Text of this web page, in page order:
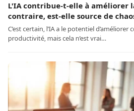
L'IA contribue-t-elle à améliorer
contraire, est-elle source de
C’est certain, l’IA a le potentiel
productivité, mais cela n’est vrai…